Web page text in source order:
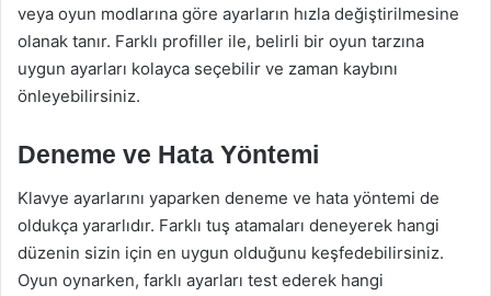
veya oyun modlarına göre ayarların hızla değiştirilmesine
olanak tanır. Farklı profiller ile, belirli bir oyun tarzına
uygun ayarları kolayca seçebilir ve zaman kaybını
önleyebilirsiniz.
Deneme ve Hata Yöntemi
Klavye ayarlarını yaparken deneme ve hata yöntemi de
oldukça yararlıdır. Farklı tuş atamaları deneyerek hangi
düzenin sizin için en uygun olduğunu keşfedebilirsiniz.
Oyun oynarken, farklı ayarları test ederek hangi